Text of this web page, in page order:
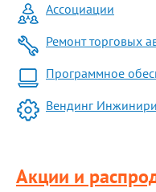
Ассоциации
Ремонт торговых
Программное
Вендинг
Акции и